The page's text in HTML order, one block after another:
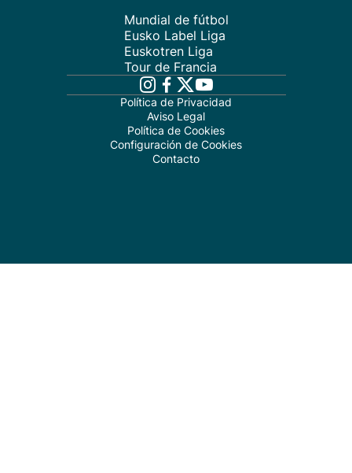
Mundial de fútbol
Eusko Label Liga
Euskotren Liga
Tour de Francia
Política de Privacidad
Aviso Legal
Política de Cookies
Configuración de Cookies
Contacto